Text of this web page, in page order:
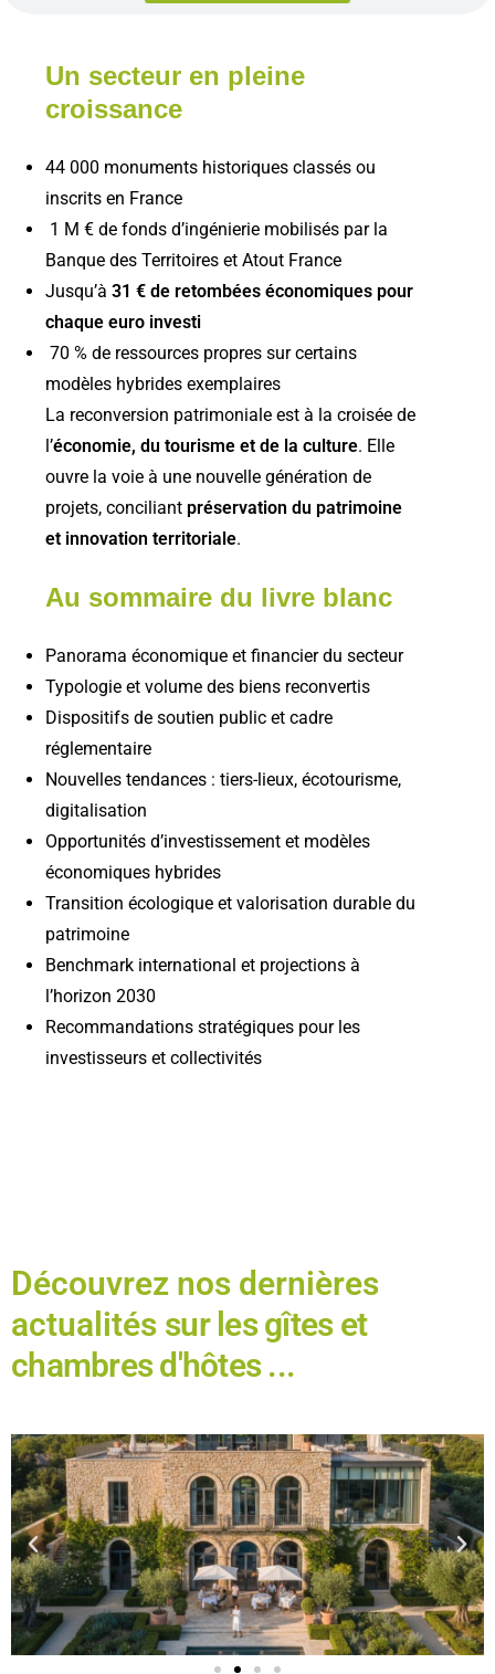
Un secteur en pleine
croissance
44 000 monuments historiques classés ou
inscrits en France
1 M € de fonds d’ingénierie mobilisés par la
Banque des Territoires et Atout France
Jusqu’à 31 € de retombées économiques pour
chaque euro investi
70 % de ressources propres sur certains
modèles hybrides exemplaires
La reconversion patrimoniale est à la croisée de
l’économie, du tourisme et de la culture. Elle
ouvre la voie à une nouvelle génération de
projets, conciliant préservation du patrimoine
et innovation territoriale.
Au sommaire du livre blanc
Panorama économique et financier du secteur
Typologie et volume des biens reconvertis
Dispositifs de soutien public et cadre
réglementaire
Nouvelles tendances : tiers-lieux, écotourisme,
digitalisation
Opportunités d’investissement et modèles
économiques hybrides
Transition écologique et valorisation durable du
patrimoine
Benchmark international et projections à
l’horizon 2030
Recommandations stratégiques pour les
investisseurs et collectivités
Découvrez nos dernières
actualités sur les gîtes et
chambres d'hôtes ...